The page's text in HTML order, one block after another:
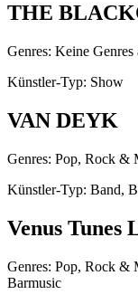
THE
Genres: Keine Genres
Künstler-Typ: Show
VAN DEYK
Genres: Pop, Rock &
Künstler-Typ: Band,
Venus Tunes
Genres: Pop, Rock &
Barmusic